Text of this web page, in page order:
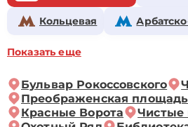
Кольцевая
Показать еще
Бульвар Рокоссовского
Преображенская площадь
Красные Ворота
Чистые